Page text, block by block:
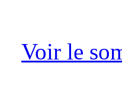
Voir le